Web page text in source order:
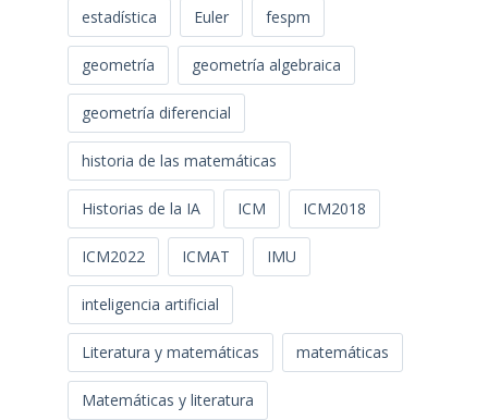
estadística Euler fespm
geometría geometría algebraica
geometría diferencial
historia de las matemáticas
Historias de la IA ICM ICM2018
ICM2022 ICMAT IMU
inteligencia artificial
Literatura y matemáticas matemáticas
Matemáticas y literatura